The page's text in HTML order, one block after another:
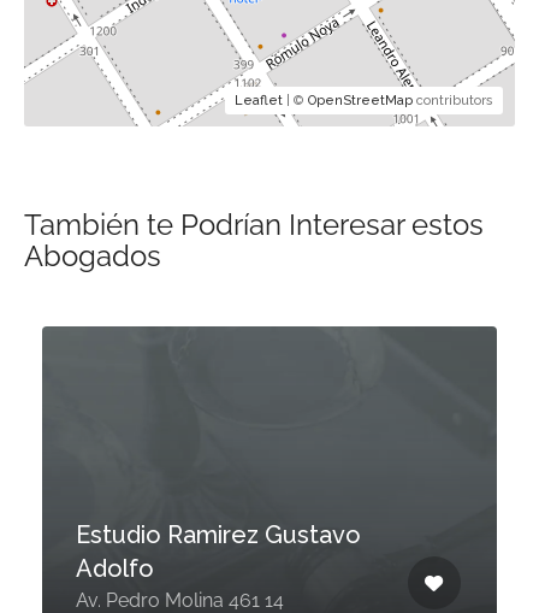
Leaflet | © OpenStreetMap contributors
También te Podrían Interesar estos
Abogados
Estudio Ramirez Gustavo
Adolfo
Av. Pedro Molina 461 14